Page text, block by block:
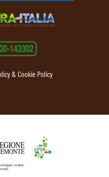
& Cookie Policy